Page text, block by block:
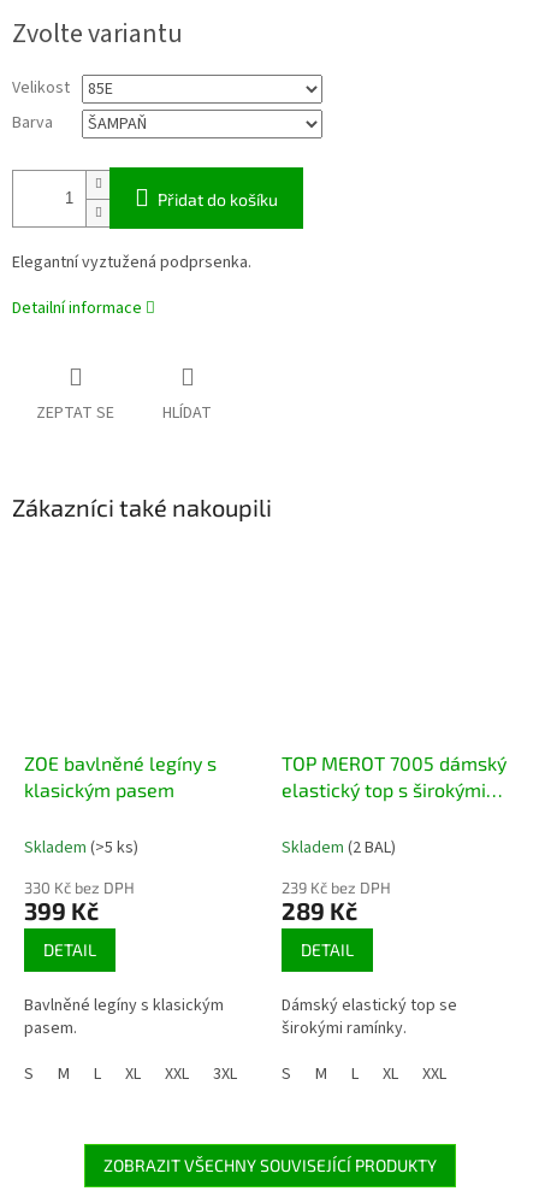
cena:
Zvolte variantu
Velikost
Barva
Přidat do košíku
Elegantní vyztužená podprsenka.
Detailní informace
ZEPTAT SE HLÍDAT
Zákazníci také nakoupili
ZOE bavlněné legíny s
klasickým pasem
Skladem (>5 ks)
330 Kč bez DPH
399 Kč
DETAIL
Bavlněné legíny s klasickým
pasem.
S
M L XL XXL 3XL
TOP MEROT 7005 dámský
elastický top s širokými
Skladem (2 BAL)
239 Kč bez DPH
289 Kč
DETAIL
Dámský elastický top se
širokými ramínky.
S
M L XL XXL
ZOBRAZIT VŠECHNY SOUVISEJÍCÍ PRODUKTY